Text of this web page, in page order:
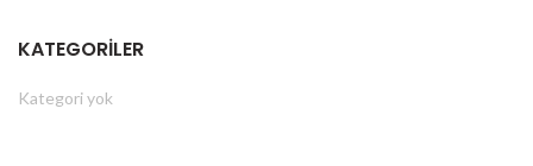
KATEGORILER
Kategori yok